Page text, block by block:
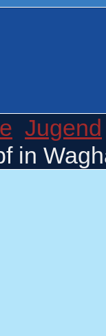
Jugend
in